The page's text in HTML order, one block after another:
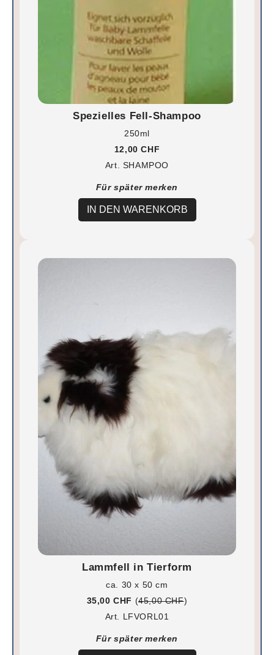
Spezielles Fell-Shampoo
250ml
12,00 CHF
Art. SHAMPOO
Für später merken
IN DEN WARENKORB
Lammfell in Tierform
ca. 30 x 50 cm
35,00 CHF (45,00 CHF)
Art. LFVORL01
Für später merken